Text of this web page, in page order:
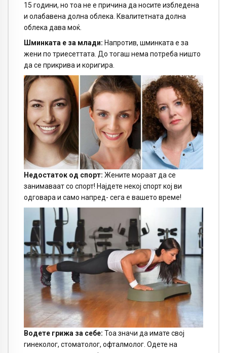
15 години, но тоа не е причина да носите избледена
и олабавена долна облека. Квалитетната долна
облека дава моќ.
Шминката е за млади: Напротив, шминката е за
жени по триесеттата. До тогаш нема потреба ништо
да се прикрива и коригира.
Недостаток од спорт: Жените мораат да се
занимаваат со спорт! Најдете некој спорт кој ви
одговара и само напред- сега е вашето време!
Водете грижа за себе: Тоа значи да имате свој
гинеколог, стоматолог, офталмолог. Одете на